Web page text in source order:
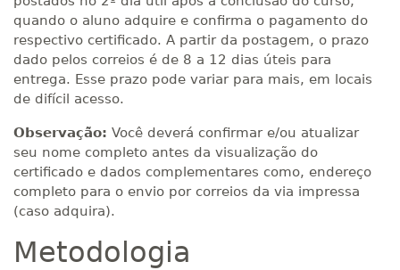
quando o aluno adquire e confirma o pagamento do
respectivo certificado. A partir da postagem, o prazo
dado pelos correios é de 8 a 12 dias úteis para
entrega. Esse prazo pode variar para mais, em locais
de difícil acesso.
Observação: Você deverá confirmar e/ou atualizar
seu nome completo antes da visualização do
certificado e dados complementares como, endereço
completo para o envio por correios da via impressa
(caso adquira).
Metodologia